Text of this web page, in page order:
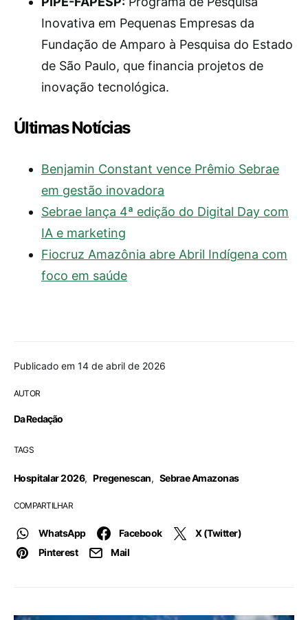
Publicado em 14 de abril de 2026
AUTOR
Da Redação
TAGS
Hospitalar 2026, Pregenescan, Sebrae Amazonas
COMPARTILHAR
WhatsApp Facebook
X (Twitter)
Pinterest
Mail
Inovativa em Pequenas Empresas da
Fundação de Amparo à Pesquisa do Estado
de São Paulo, que financia projetos de
inovação tecnológica.
Últimas Notícias
Benjamin Constant vence Prêmio Sebrae
em gestão inovadora
Sebrae lança 4ª edição do Digital Day com
IA e marketing
Fiocruz Amazônia abre Abril Indígena com
foco em saúde